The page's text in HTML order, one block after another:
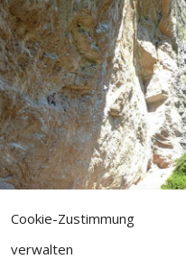
Cookie-Zustimmung
verwalten